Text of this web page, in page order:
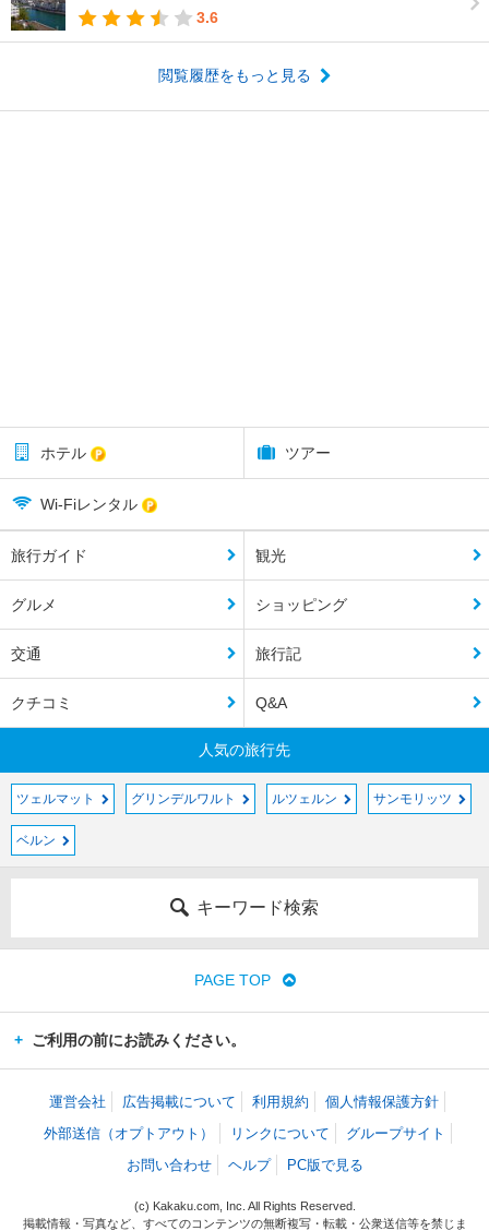
3.6
閲覧履歴をもっと見る
ホテル ツアー
Wi-Fiレンタル
旅行ガイド 観光
グルメ ショッピング
交通 旅行記
クチコミ Q&A
人気の旅行先
ツェルマット グリンデルワルト ルツェルン サンモリッツ
ベルン
キーワード検索
PAGE TOP
ご利用の前にお読みください。
運営会社 広告掲載について 利用規約
個人情報保護方針
外部送信（オプトアウト）
リンクについて
グループサイト
お問い合わせ
ヘルプ PC版で見る
(c) Kakaku.com, Inc. All Rights Reserved.
掲載情報・写真など、すべてのコンテンツの無断複写・転載・公衆送信等を禁じま